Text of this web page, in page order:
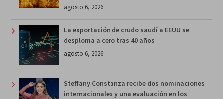
agosto 6, 2026
La exportación de crudo saudí a EEUU se
desploma a cero tras 40 años
agosto 6, 2026
Steffany Constanza recibe dos nominaciones
internacionales y una evaluación en los